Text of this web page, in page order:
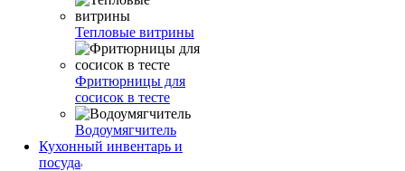
Тепловые витрины
Фритюрницы для
сосисок в тесте
Водоумягчитель
Кухонный инвентарь и
посуда